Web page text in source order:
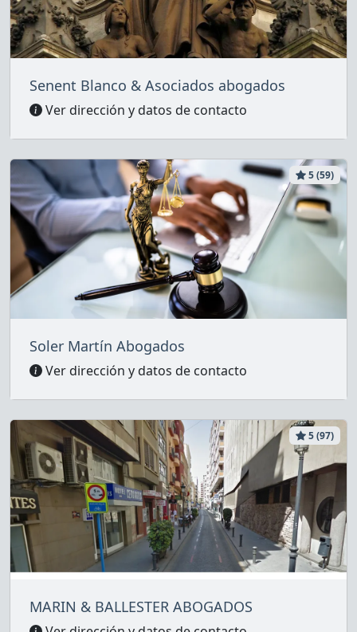
Senent Blanco & Asociados abogados
Ver dirección y datos de contacto
5 (59)
Soler Martín Abogados
Ver dirección y datos de contacto
5 (97)
MARIN & BALLESTER ABOGADOS